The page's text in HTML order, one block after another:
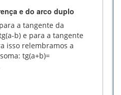
e do arco duplo
a tangente da
b) e para a tangente
isso relembramos a
tg(a+b)=